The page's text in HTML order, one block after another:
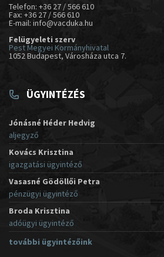
Telefon: +36 27 / 566 610
Fax: +36 27 / 566 610
E-mail: info@vacduka.hu
Felügyeleti szerv
Pest Megyei Kormányhivatal
1052 Budapest, Városháza utca 7.
ÜGYINTÉZÉS
Jónásné Héder Hedvig
aljegyző
Kovács Krisztina
igazgatási ügyintéző
Vasasné Gödöllői Petra
pénzügyi ügyintéző
Broda Krisztina
adóügyi ügyintéző
további ügyintézőink